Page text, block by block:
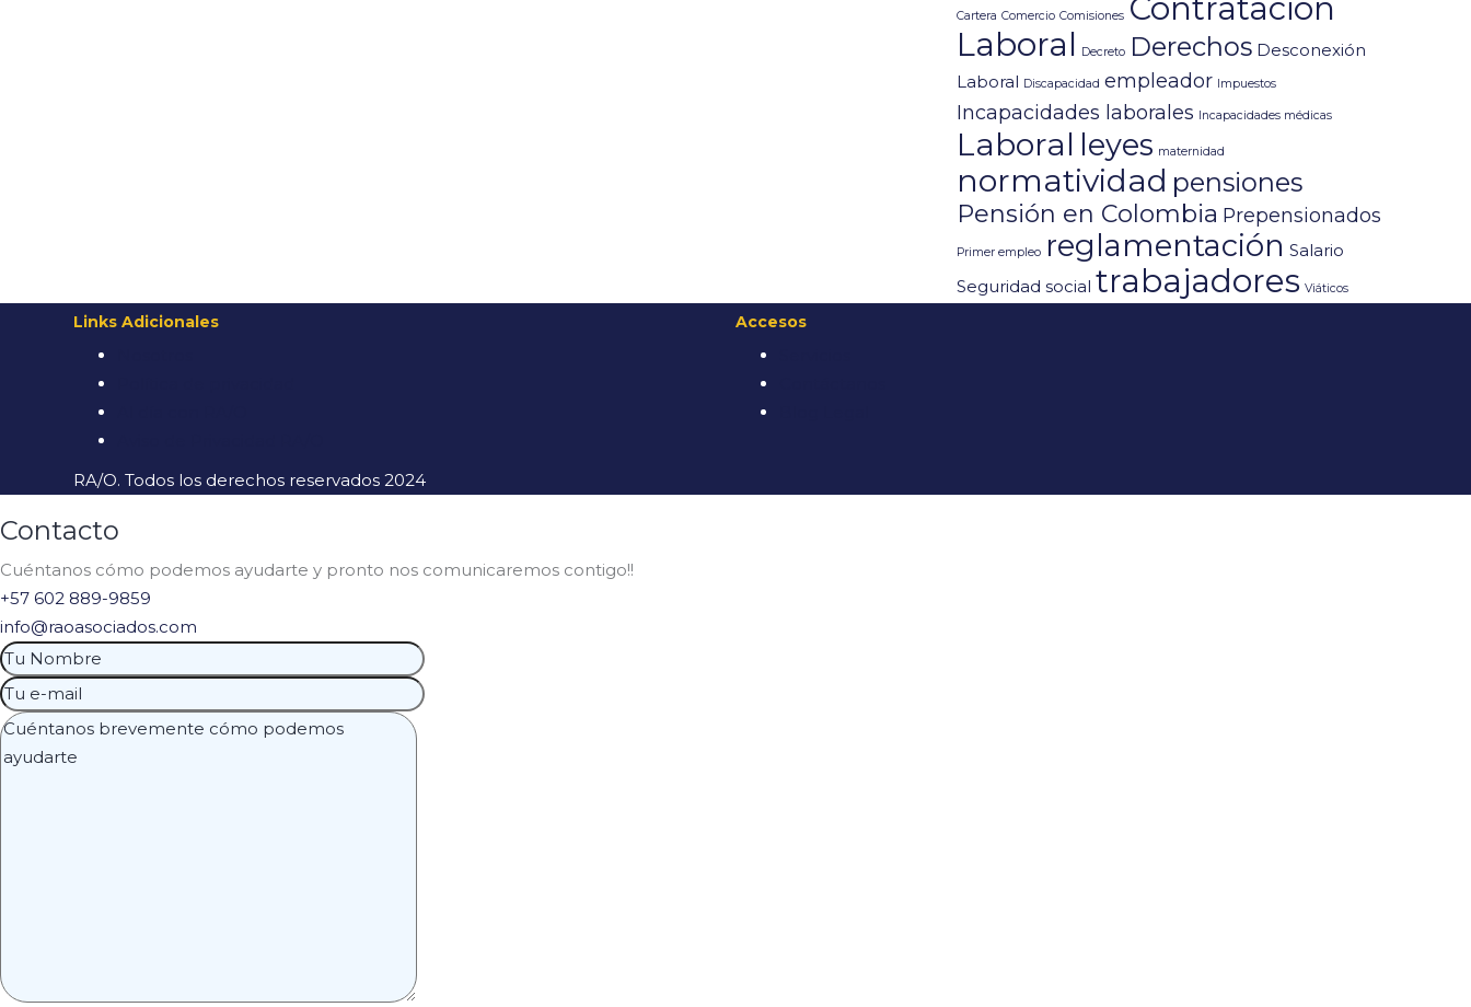
Cartera Comercio Comisiones Contratación
Laboral Decreto Derechos Desconexión
Laboral Discapacidad empleador Impuestos
Incapacidades laborales Incapacidades médicas
Laboral leyes maternidad
normatividad pensiones
Pensión en Colombia Prepensionados
Primer empleo reglamentación Salario
Seguridad social trabajadores Viáticos
Links Adicionales Accesos
RA/O. Todos los derechos reservados 2024
Contacto
Cuéntanos cómo podemos ayudarte y pronto nos comunicaremos contigo!!
+57 602 889-9859
info@raoasociados.com